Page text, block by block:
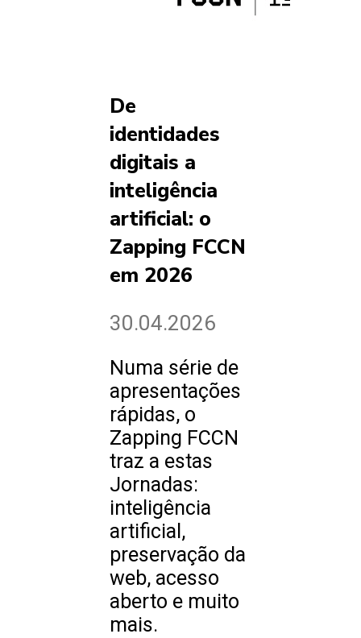
De
identidades
digitais a
inteligência
artificial: o
Zapping FCCN
em 2026
30.04.2026
Numa série de
apresentações
rápidas, o
Zapping FCCN
traz a estas
Jornadas:
inteligência
artificial,
preservação da
web, acesso
aberto e muito
mais.